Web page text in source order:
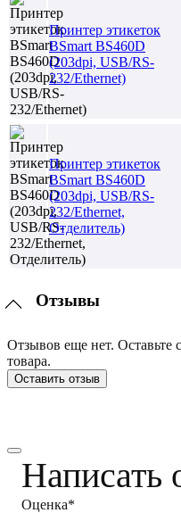
Принтер этикеток
BSmart BS460D
(203dpi, USB/RS-
232/Ethernet)
Принтер этикеток
BSmart BS460D
(203dpi, USB/RS-
232/Ethernet,
Отделитель)
Отзывы
Отзывов еще нет. Оставьте
товара.
Оставить отзыв
Написать
Оценка*